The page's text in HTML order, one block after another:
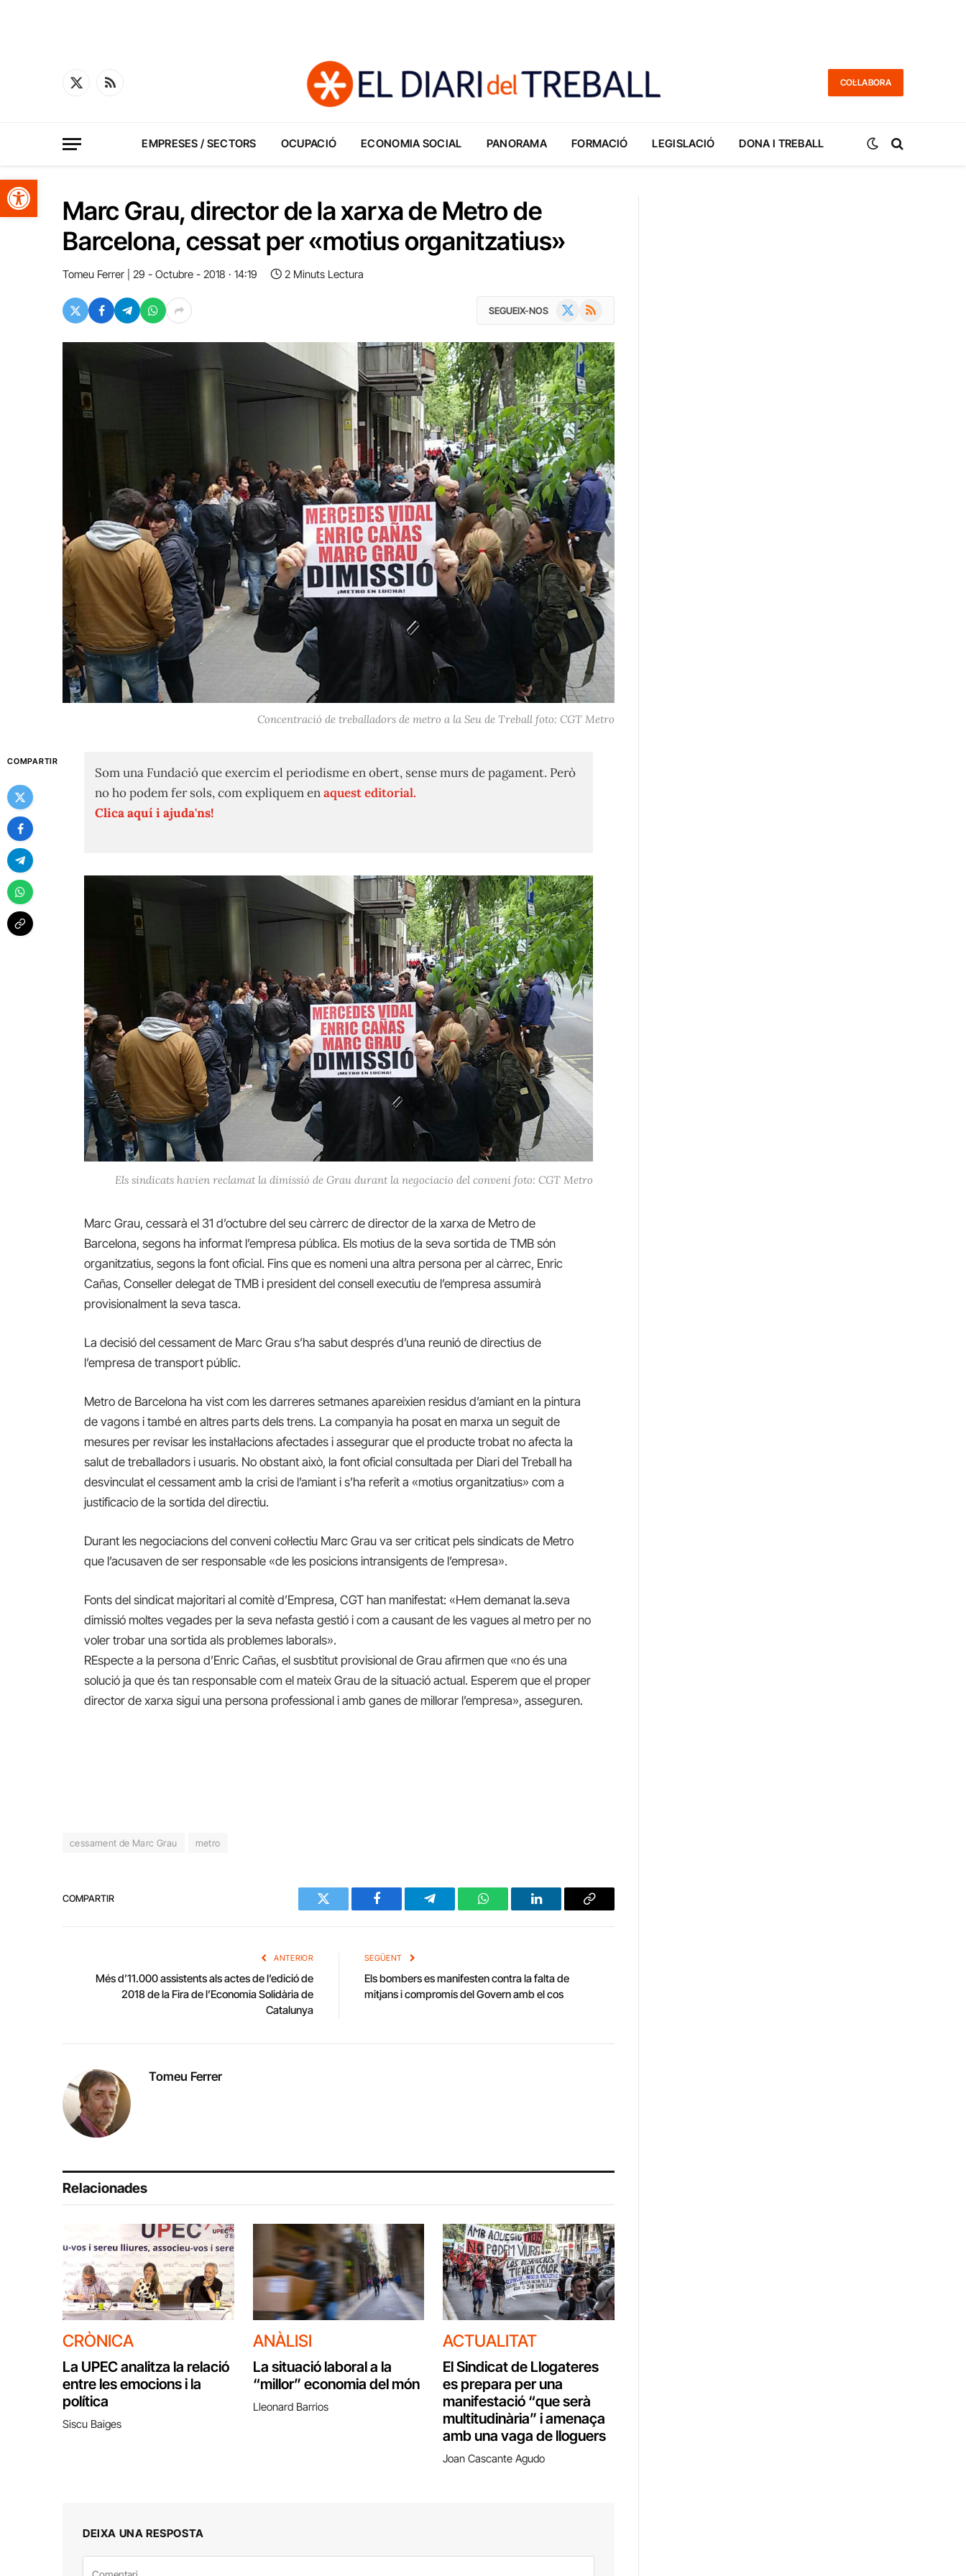
Obre la barra d'eines
X
RSS
COL·LABORA
EMPRESES / SECTORS OCUPACIÓ ECONOMIA SOCIAL PANORAMA FORMACIÓ LEGISLACIÓ DONA I TREBALL
Marc Grau, director de la xarxa de Metro de
Barcelona, cessat per «motius organitzatius»
Tomeu Ferrer 29 - Octubre - 2018 · 14:19 2 Minuts Lectura
SEGUEIX-NOS RSS
Concentració de treballadors de metro a la Seu de Treball foto: CGT Metro
COMPARTIR
Som una Fundació que exercim el periodisme en obert, sense murs de pagament. Però
no ho podem fer sols, com expliquem enaquest editorial.
Clica aquí i ajuda'ns!
Els sindicats havien reclamat la dimissió de Grau durant la negociacio del conveni foto: CGT Metro
Marc Grau, cessarà el 31 d’octubre del seu càrrerc de director de la xarxa de Metro de
Barcelona, segons ha informat l’empresa pública. Els motius de la seva sortida de TMB són
organitzatius, segons la font oficial. Fins que es nomeni una altra persona per al càrrec, Enric
Cañas, Conseller delegat de TMB i president del consell executiu de l’empresa assumirà
provisionalment la seva tasca.
La decisió del cessament de Marc Grau s’ha sabut després d’una reunió de directius de
l’empresa de transport públic.
Metro de Barcelona ha vist com les darreres setmanes apareixien residus d’amiant en la pintura
de vagons i també en altres parts dels trens. La companyia ha posat en marxa un seguit de
mesures per revisar les instal·lacions afectades i assegurar que el producte trobat no afecta la
salut de treballadors i usuaris. No obstant això, la font oficial consultada per Diari del Treball ha
desvinculat el cessament amb la crisi de l’amiant i s’ha referit a «motius organitzatius» com a
justificacio de la sortida del directiu.
Durant les negociacions del conveni col·lectiu Marc Grau va ser criticat pels sindicats de Metro
que l’acusaven de ser responsable «de les posicions intransigents de l’empresa».
Fonts del sindicat majoritari al comitè d’Empresa, CGT han manifestat: «Hem demanat la.seva
dimissió moltes vegades per la seva nefasta gestió i com a causant de les vagues al metro per no
voler trobar una sortida als problemes laborals».
REspecte a la persona d’Enric Cañas, el susbtitut provisional de Grau afirmen que «no és una
solució ja que és tan responsable com el mateix Grau de la situació actual. Esperem que el proper
director de xarxa sigui una persona professional i amb ganes de millorar l’empresa», asseguren.
cessament de Marc Grau metro
COMPARTIR
Twitter Facebook Telegram WhatsAppLinkedIn Copy
ANTERIOR
Més d’11.000 assistents als actes de l’edició de
2018 de la Fira de l’Economia Solidària de
Catalunya
SEGÜENT
Els bombers es manifesten contra la falta de
mitjans i compromís del Govern amb el cos
Tomeu Ferrer
Relacionades
CRÒNICA
La UPEC analitza la relació
entre les emocions i la
política
Siscu Baiges
ANÀLISI
La situació laboral a la
“millor” economia del món
Lleonard Barrios
ACTUALITAT
El Sindicat de Llogateres
es prepara per una
manifestació “que serà
multitudinària” i amenaça
amb una vaga de lloguers
Joan Cascante Agudo
DEIXA UNA RESPOSTA